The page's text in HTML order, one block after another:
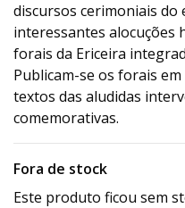
discursos cerimoniais
interessantes alocuções
forais da Ericeira
Publicam-se os forais
textos das aludidas
comemorativas.
Fora de stock
Este produto ficou sem